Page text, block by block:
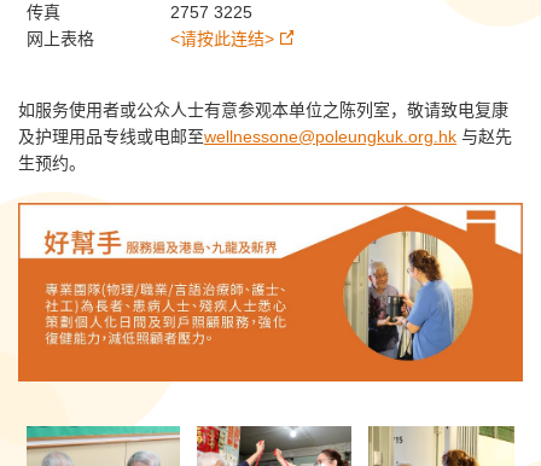
传真
2757 3225
网上表格
<请按此连结>
如服务使用者或公众人士有意参观本单位之陈列室，敬请致电复康
及护理用品专线或电邮至wellnessone@poleungkuk.org.hk 与赵先
生预约。